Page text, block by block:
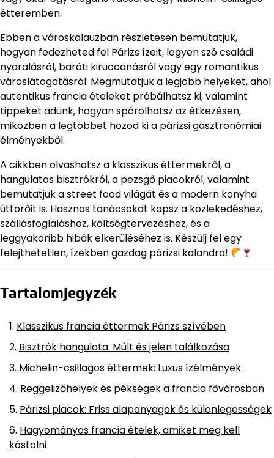
étteremben.
Ebben a városkalauzban részletesen bemutatjuk,
hogyan fedezheted fel Párizs ízeit, legyen szó családi
nyaralásról, baráti kiruccanásról vagy egy romantikus
városlátogatásról. Megmutatjuk a legjobb helyeket, ahol
autentikus francia ételeket próbálhatsz ki, valamint
tippeket adunk, hogyan spórolhatsz az étkezésen,
miközben a legtöbbet hozod ki a párizsi gasztronómiai
élményekből.
A cikkben olvashatsz a klasszikus éttermekről, a
hangulatos bisztrókról, a pezsgő piacokról, valamint
bemutatjuk a street food világát és a modern konyha
úttörőit is. Hasznos tanácsokat kapsz a közlekedéshez,
szállásfoglaláshoz, költségtervezéshez, és a
leggyakoribb hibák elkerüléséhez is. Készülj fel egy
felejthetetlen, ízekben gazdag párizsi kalandra!
Tartalomjegyzék
Klasszikus francia éttermek Párizs szívében
Bisztrók hangulata: Múlt és jelen találkozása
Michelin-csillagos éttermek: Luxus ízélmények
Reggelizőhelyek és pékségek a francia fővárosban
Párizsi piacok: Friss alapanyagok és különlegességek
Hagyományos francia ételek, amiket meg kell
kóstolni